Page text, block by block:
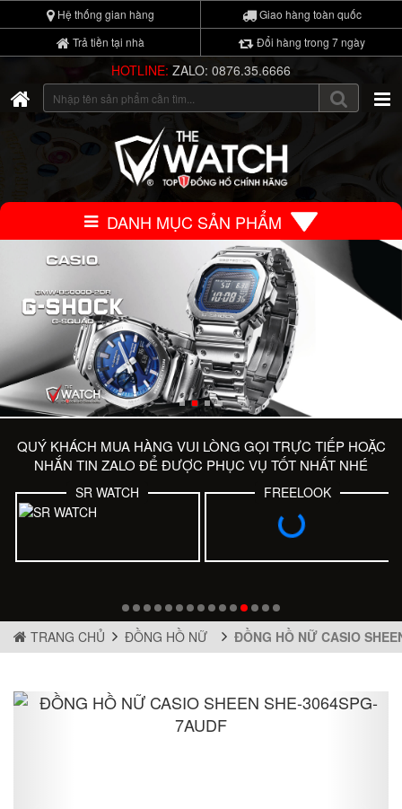
Hệ thống gian hàng
Giao hàng toàn quốc
Trả tiền tại nhà
Đổi hàng trong 7 ngày
HOTLINE: ZALO: 0876.35.6666
DANH MỤC SẢN PHẨM
QUÝ KHÁCH MUA HÀNG VUI LÒNG GỌI TRỰC TIẾP HOẶC
NHẮN TIN ZALO ĐỂ ĐƯỢC PHỤC VỤ TỐT NHẤT NHÉ
SR WATCH FREELOOK
TRANG CHỦ ĐỒNG HỒ NỮ ĐỒNG HỒ NỮ CASIO